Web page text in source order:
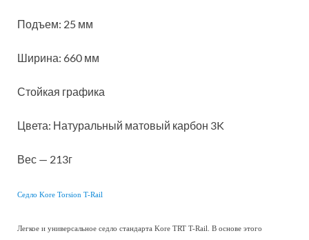
Подъем: 25 мм
Ширина: 660 мм
Стойкая графика
Цвета: Натуральный матовый карбон 3K
Вес — 213г
Седло Kore Torsion T-Rail
Легкое и универсальное седло стандарта Kore TRT T-Rail. В основе этого